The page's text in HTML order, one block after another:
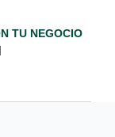
TU NEGOCIO